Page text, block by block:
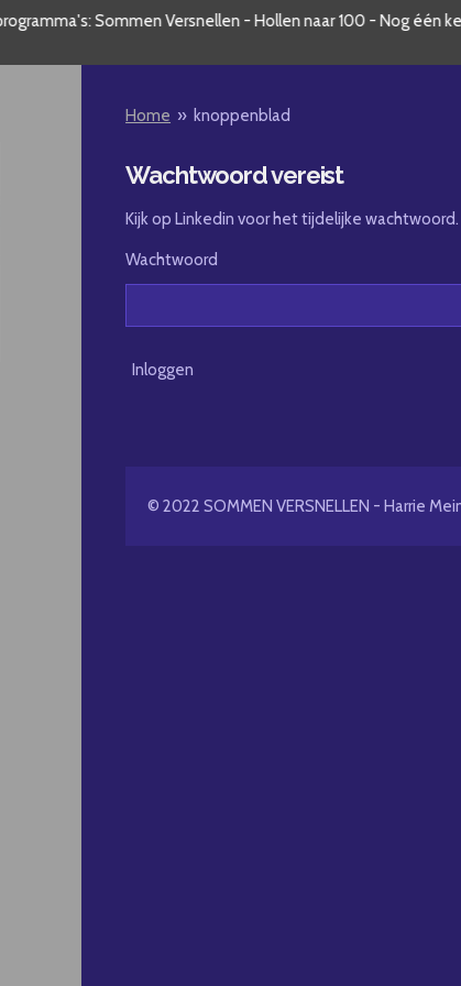
Sommen Versnellen - Hollen naar 100 - Nog
Home » knoppenblad
Wachtwoord vereist
Kijk op Linkedin voor het tijdelijke wachtwoord.
Wachtwoord
Inloggen
© 2022 SOMMEN VERSNELLEN - Harrie